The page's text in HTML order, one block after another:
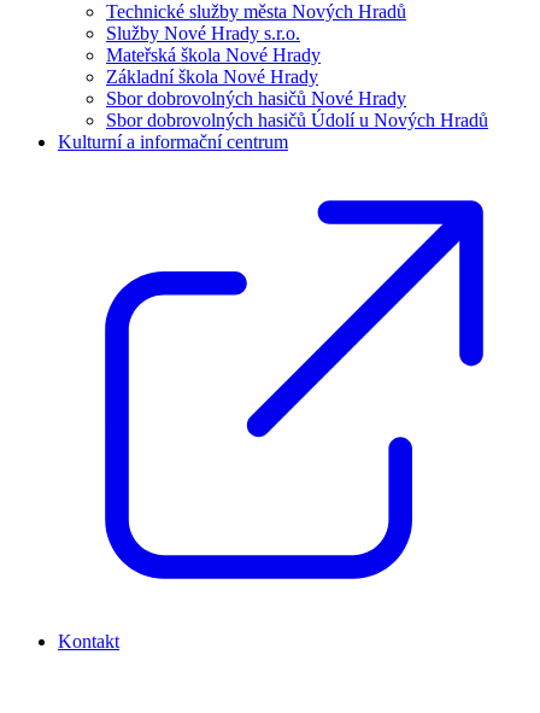
Technické služby města Nových Hradů
Služby Nové Hrady s.r.o.
Mateřská škola Nové Hrady
Základní škola Nové Hrady
Sbor dobrovolných hasičů Nové Hrady
Sbor dobrovolných hasičů Údolí u Nových Hradů
Kulturní a informační centrum
Kontakt